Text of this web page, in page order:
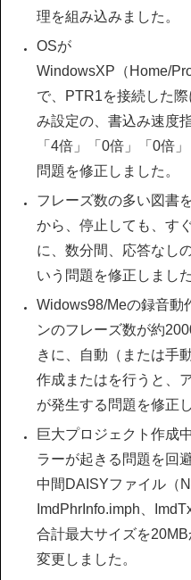
理を組み込みました。
OSが
WindowsXP（Home/
で、PTR1を接続した
み設定の、書込み速度
「4倍」「0倍」「0倍
問題を修正しました。
フレーズ数の多い図書
から、停止しても、す
に、数分間、応答なし
いう問題を修正しました
Widows98/Meの録音動
ンのフレーズ数が約
きに、自動（または手
作成またはを行うと、
が発生する問題を修正
巨大プロジェクト作成
ラーが起きる問題を回
中間DAISYファイル（
ImdPhrInfo.imph、
合計最大サイズを
変更しました。